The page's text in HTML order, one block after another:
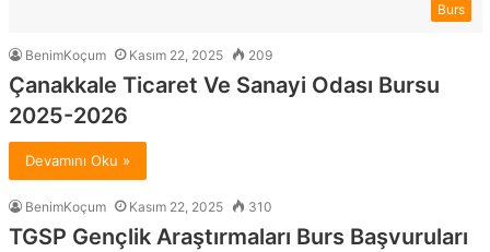
Burs
BenimKoçum Kasım 22, 2025 209
Çanakkale Ticaret Ve Sanayi Odası Bursu
2025-2026
Devamını Oku »
BenimKoçum Kasım 22, 2025 310
TGSP Gençlik Araştırmaları Burs Başvuruları